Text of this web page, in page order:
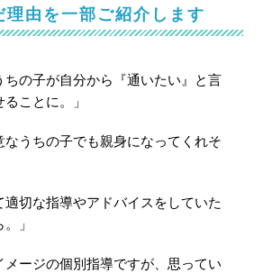
理由を一部ご紹介します
ちの子が自分から『通いたい』と言
ことに。」
なうちの子でも親身になってくれそ
適切な指導やアドバイスをしていた
」
メージの個別指導ですが、思ってい